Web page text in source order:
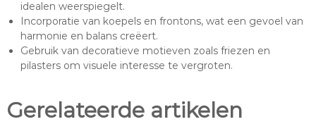
idealen weerspiegelt.
Incorporatie van koepels en frontons, wat een gevoel van
harmonie en balans creëert.
Gebruik van decoratieve motieven zoals friezen en
pilasters om visuele interesse te vergroten.
Gerelateerde artikelen